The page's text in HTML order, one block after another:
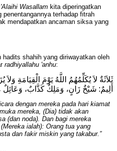
Wasallam kita diperingatkan
terhadap fitrah
mendapatkan ancaman siksa yang
shahih yang diriwayatkan oleh
radhiyallahu 'anhu:
ثَلاَثَةٌ لاَ يُكَلِّمُهُمُ اللَّهُ يَوْمَ الْقِيَامَةِ
أَلِيمٌ: شَيْخٌ زَانٍ، وَمَلِكٌ كَذَّابٌ،
dengan mereka pada hari kiamat
mereka, (Dia) tidak akan
(dan noda). Dan bagi mereka
ialah): Orang tua yang
dan fakir miskin yang takabur.”